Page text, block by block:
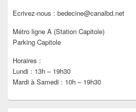
Ecrivez-nous : bedecine@canalbd.net
Métro ligne A (Station Capitole)
Parking Capitole
Horaires :
Lundi : 13h – 19h30
Mardi à Samedi : 10h – 19h30